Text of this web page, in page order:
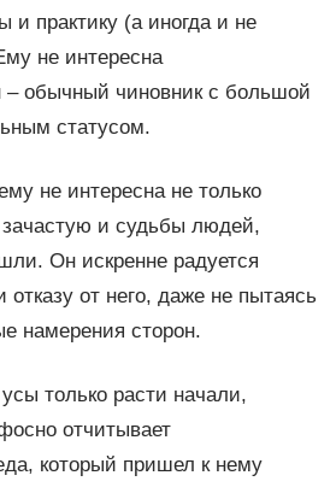
и практику (а иногда и не
не интересна
обычный чиновник с большой
статусом.
не интересна не только
и судьбы людей,
Он искренне радуется
от него, даже не пытаясь
намерения сторон.
только расти начали,
отчитывает
который пришел к нему